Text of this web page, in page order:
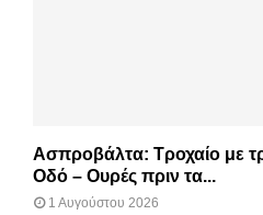
Ασπροβάλτα: Τροχαίο με
Οδό – Ουρές πριν τα...
1 Αυγούστου 2026